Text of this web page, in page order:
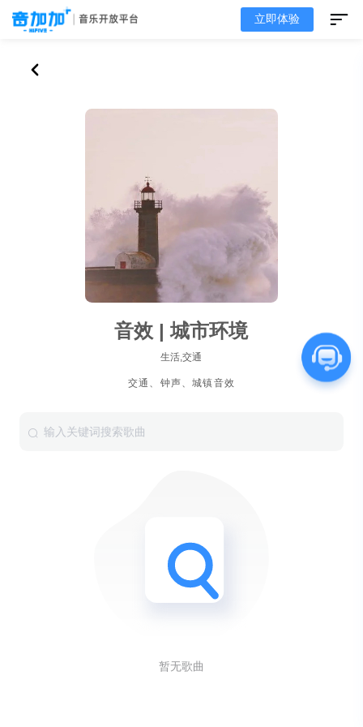
立即体验
音效 | 城市环境
生活,交通
交通、钟声、城镇音效
暂无歌曲